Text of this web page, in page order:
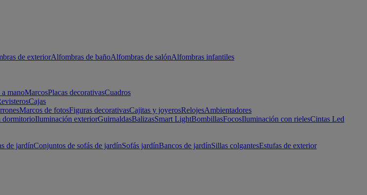
de exteriorAlfombras de bañoAlfombras de salónAlfombras infantiles
manoMarcosPlacas decorativasCuadros
Cajas
Marcos de fotosFiguras decorativasCajitas y joyerosRelojesAmbientadores
dormitorioIluminación exteriorGuirnaldasBalizasSmart LightBombillasFocosIluminación con rielesCintas Led
de jardínConjuntos de sofás de jardínSofás jardínBancos de jardínSillas colgantesEstufas de exterior